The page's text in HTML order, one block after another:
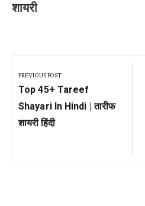
शायरी
navigation
PREVIOUS POST
Previous
Post:
Top 45+ Tareef
Shayari In Hindi | तारीफ
शायरी हिंदी